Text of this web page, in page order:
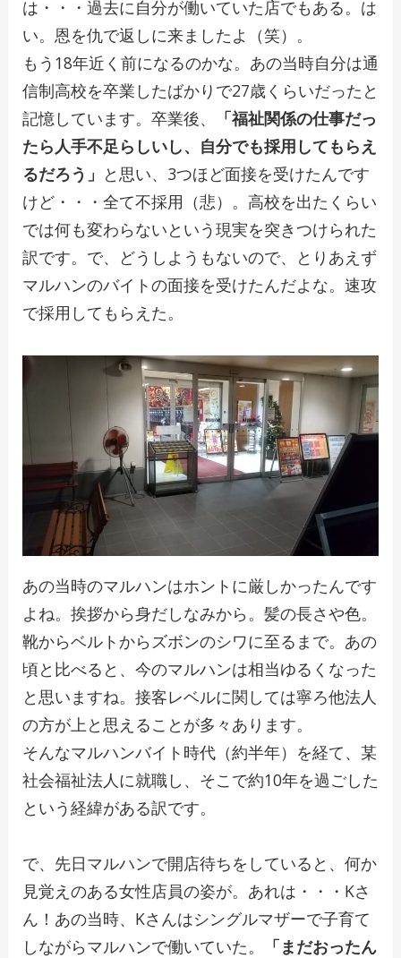
は・・・過去に自分が働いていた店でもある。は
い。恩を仇で返しに来ましたよ（笑）。
もう18年近く前になるのかな。あの当時自分は通
信制高校を卒業したばかりで27歳くらいだったと
記憶しています。卒業後、
「福祉関係の仕事だっ
たら人手不足らしいし、自分でも採用してもらえ
るだろう」 と思い、3つほど面接を受けたんです
けど・・・全て不採用（悲）。高校を出たくらい
では何も変わらないという現実を突きつけられた
訳です。で、どうしようもないので、とりあえず
マルハンのバイトの面接を受けたんだよな。速攻
で採用してもらえた。
あの当時のマルハンはホントに厳しかったんです
よね。挨拶から身だしなみから。髪の長さや色。
靴からベルトからズボンのシワに至るまで。あの
頃と比べると、今のマルハンは相当ゆるくなった
と思いますね。接客レベルに関しては寧ろ他法人
の方が上と思えることが多々あります。
そんなマルハンバイト時代（約半年）を経て、某
社会福祉法人に就職し、そこで約10年を過ごした
という経緯がある訳です。
で、先日マルハンで開店待ちをしていると、何か
見覚えのある女性店員の姿が。あれは・・・Kさ
ん！あの当時、Kさんはシングルマザーで子育て
しながらマルハンで働いていた。
「まだおったん